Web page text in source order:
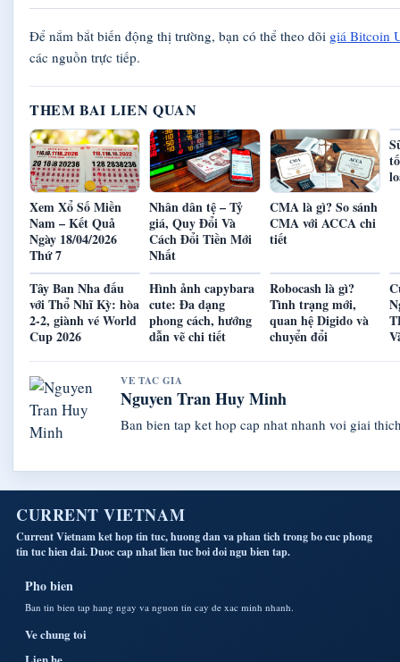
Để nắm bắt biến động thị trường, bạn có thể theo dõi giá Bitcoin
các nguồn trực tiếp.
THEM BAI LIEN QUAN
Xem Xổ Số Miền
Nam – Kết Quả
Ngày 18/04/2026
Thứ 7
Nhân dân tệ – Tỷ
giá, Quy Đổi Và
Cách Đổi Tiền Mới
Nhất
CMA là gì? So sánh
CMA với ACCA chi
tiết
Tây Ban Nha đấu
với Thổ Nhĩ Kỳ: hòa
2-2, giành vé World
Cup 2026
Hình ảnh capybara
cute: Đa dạng
phong cách, hướng
dẫn vẽ chi tiết
Robocash là gì?
Tình trạng mới,
quan hệ Digido và
chuyển đổi
VE TAC GIA
Nguyen Tran Huy Minh
Ban bien tap ket hop cap nhat nhanh voi giai
CURRENT VIETNAM
Current Vietnam ket hop tin tuc, huong dan va phan tich trong bo cuc phong
tin tuc hien dai. Duoc cap nhat lien tuc boi doi ngu bien tap.
Pho bien
Ban tin bien tap hang ngay va nguon tin cay de xac minh nhanh.
Ve chung toi